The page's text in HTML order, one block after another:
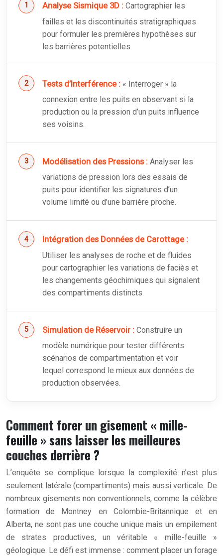
Analyse Sismique 3D : Cartographier les
failles et les discontinuités stratigraphiques
pour formuler les premières hypothèses sur
les barrières potentielles.
Tests d’Interférence : « Interroger » la
connexion entre les puits en observant si la
production ou la pression d’un puits influence
ses voisins.
Modélisation des Pressions : Analyser les
variations de pression lors des essais de
puits pour identifier les signatures d’un
volume limité ou d’une barrière proche.
Intégration des Données de Carottage :
Utiliser les analyses de roche et de fluides
pour cartographier les variations de faciès et
les changements géochimiques qui signalent
des compartiments distincts.
Simulation de Réservoir : Construire un
modèle numérique pour tester différents
scénarios de compartimentation et voir
lequel correspond le mieux aux données de
production observées.
Comment forer un gisement « mille-
feuille » sans laisser les meilleures
couches derrière ?
L’enquête se complique lorsque la complexité n’est plus
seulement latérale (compartiments) mais aussi verticale. De
nombreux gisements non conventionnels, comme la célèbre
formation de Montney en Colombie-Britannique et en
Alberta, ne sont pas une couche unique mais un empilement
de strates productives, un véritable « mille-feuille »
géologique. Le défi est immense : comment placer un forage